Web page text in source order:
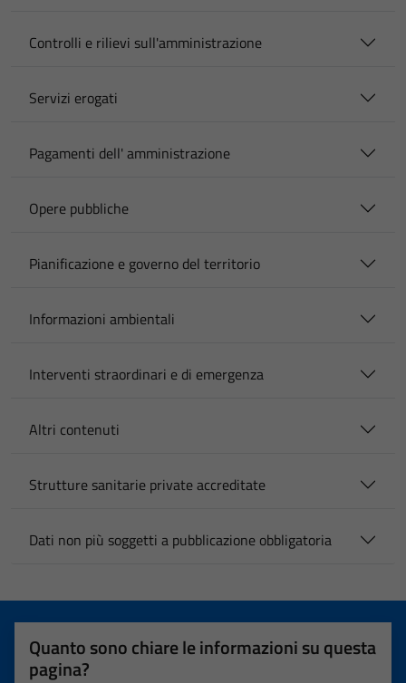
Controlli e rilievi sull'amministrazione
Servizi erogati
Pagamenti dell' amministrazione
Opere pubbliche
Pianificazione e governo del territorio
Informazioni ambientali
Interventi straordinari e di emergenza
Altri contenuti
Strutture sanitarie private accreditate
Dati non più soggetti a pubblicazione obbligatoria
Quanto sono chiare le informazioni su questa
pagina?